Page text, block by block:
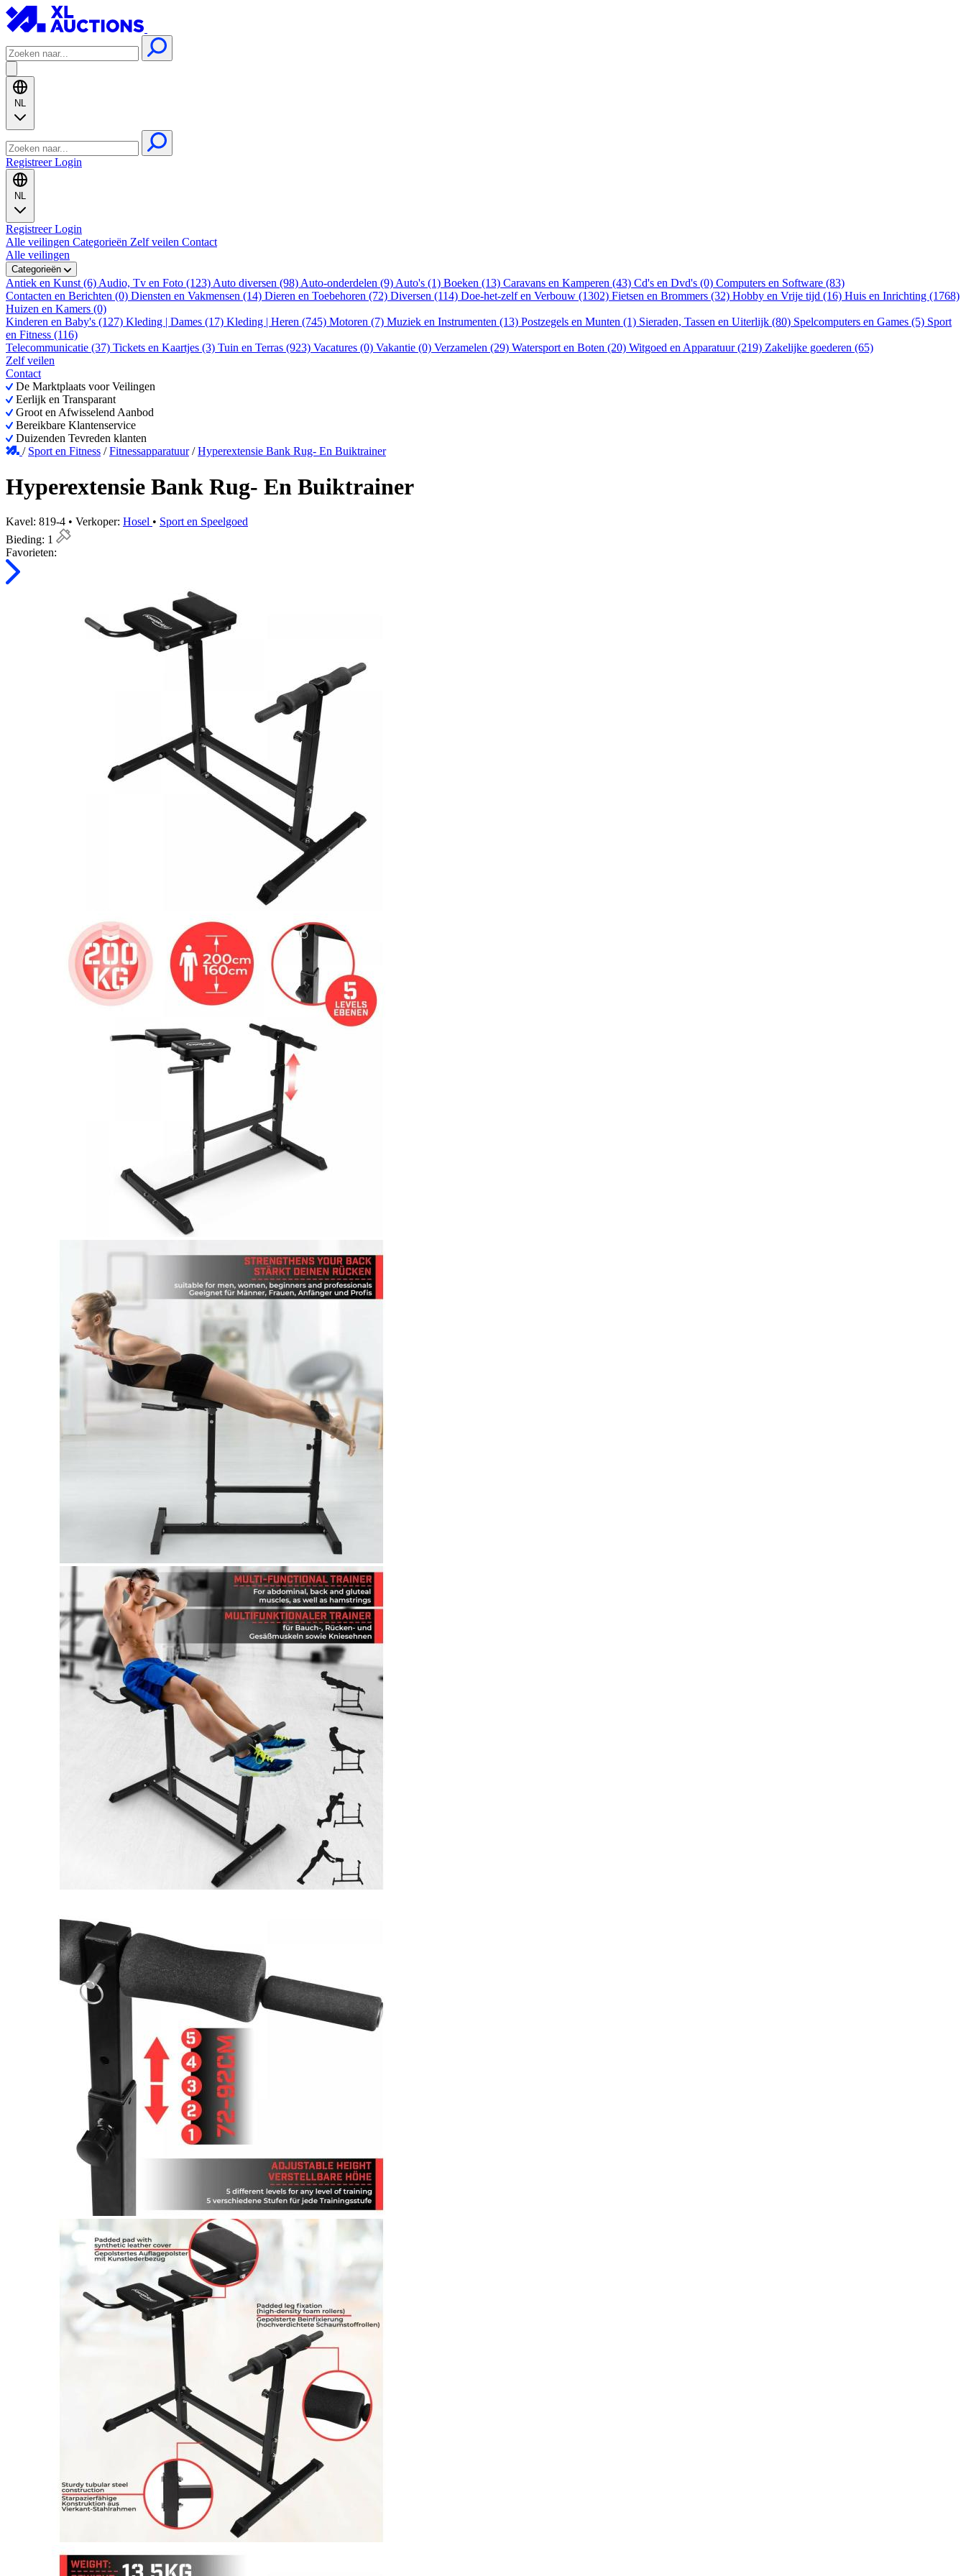
NL
RegistreerLogin
NL
RegistreerLogin
Alle veilingen Categorieën Zelf veilen Contact
Alle veilingen
Categorieën
Antiek en Kunst (6) Audio, Tv en Foto (123) Auto diversen (98) Auto-onderdelen (9) Auto's (1) Boeken (13) Caravans en Kamperen (43) Cd's en Dvd's (0) Computers en Software (83)
Contacten en Berichten (0) Diensten en Vakmensen (14) Dieren en Toebehoren (72) Diversen (114) Doe-het-zelf en Verbouw (1302) Fietsen en Brommers (32) Hobby en Vrije tijd (16) Huis en Inrichting (1768)
Huizen en Kamers (0)
Kinderen en Baby's (127) Kleding | Dames (17) Kleding | Heren (745) Motoren (7) Muziek en Instrumenten (13) Postzegels en Munten (1) Sieraden, Tassen en Uiterlijk (80) Spelcomputers en Games (5) Sport
en Fitness (116)
Telecommunicatie (37) Tickets en Kaartjes (3) Tuin en Terras (923) Vacatures (0) Vakantie (0) Verzamelen (29) Watersport en Boten (20) Witgoed en Apparatuur (219) Zakelijke goederen (65)
Zelf veilen
Contact
De Marktplaats voor Veilingen
Eerlijk en Transparant
Groot en Afwisselend Aanbod
Bereikbare Klantenservice
Duizenden Tevreden klanten
/ Sport en Fitness /Fitnessapparatuur /Hyperextensie Bank Rug- En Buiktrainer
Hyperextensie Bank Rug- En Buiktrainer
Kavel: 819-4 • Verkoper: Hosel • Sport en Speelgoed
Bieding: 1
Favorieten: